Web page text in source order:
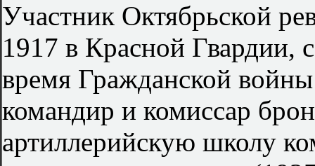
Участник Октябрьской
1917 в Красной
время Гражданской
командир и комиссар
артиллерийскую школу